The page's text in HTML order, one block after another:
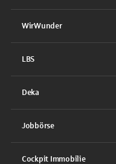
WirWunder
LBS
Deka
Jobbörse
Cockpit Immobilie